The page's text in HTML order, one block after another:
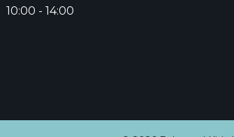
10:00 - 14:00